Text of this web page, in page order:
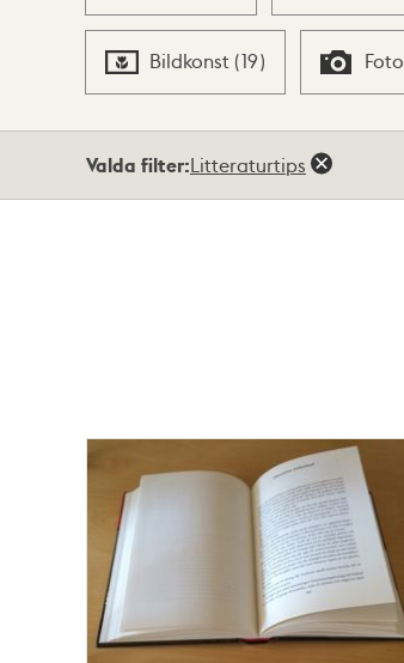
Bildkonst (19) Foto
Valda filter:Litteraturtips